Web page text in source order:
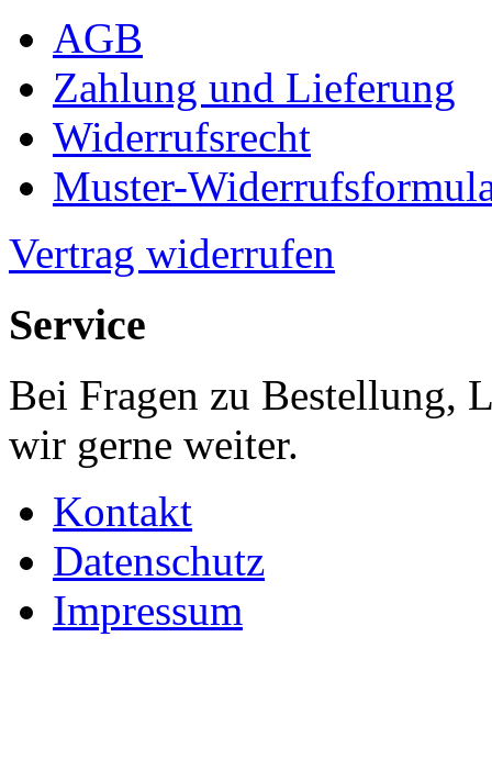
AGB
Zahlung und Lieferung
Widerrufsrecht
Muster-
Vertrag widerrufen
Service
Bei Fragen zu Bestellung,
wir gerne weiter.
Kontakt
Datenschutz
Impressum